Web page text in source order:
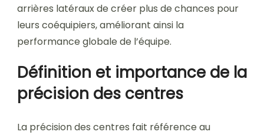
arrières latéraux de créer plus de chances pour
leurs coéquipiers, améliorant ainsi la
performance globale de l’équipe.
Définition et importance de la
précision des centres
La précision des centres fait référence au